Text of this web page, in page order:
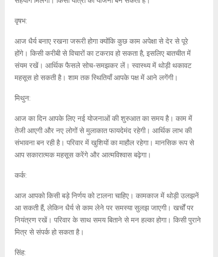
वृषभ:
आज धैर्य बनाए रखना जरूरी होगा क्योंकि कुछ काम अपेक्षा से देर से पूरे
होंगे। किसी करीबी से विचारों का टकराव हो सकता है, इसलिए बातचीत में
संयम रखें। आर्थिक फैसले सोच-समझकर लें। स्वास्थ्य में थोड़ी थकावट
महसूस हो सकती है। शाम तक स्थितियाँ आपके पक्ष में आने लगेंगी।
मिथुन:
आज का दिन आपके लिए नई योजनाओं की शुरुआत का समय है। काम में
तेजी आएगी और नए लोगों से मुलाकात फायदेमंद रहेगी। आर्थिक लाभ की
संभावना बन रही है। परिवार में खुशियों का माहौल रहेगा। मानसिक रूप से
आप सकारात्मक महसूस करेंगे और आत्मविश्वास बढ़ेगा।
कर्क:
आज आपको किसी बड़े निर्णय को टालना चाहिए। कामकाज में थोड़ी उलझनें
आ सकती हैं, लेकिन धैर्य से काम लेने पर समस्या सुलझ जाएगी। खर्चों पर
नियंत्रण रखें। परिवार के साथ समय बिताने से मन हल्का होगा। किसी पुराने
मित्र से संपर्क हो सकता है।
सिंह: